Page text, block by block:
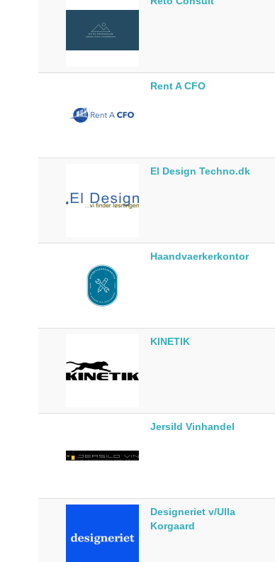
Rent A CFO
El Design Techno.dk
Haandvaerkerkontor
KINETIK
Jersild Vinhandel
Designeriet v/Ulla
Korgaard